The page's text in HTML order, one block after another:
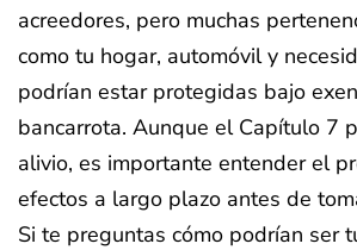
acreedores, pero muchas
como tu hogar, automóvil y
podrían estar protegidas bajo
bancarrota. Aunque el Capítulo 7
alivio, es importante entender el
efectos a largo plazo antes de
Si te preguntas cómo podrían ser